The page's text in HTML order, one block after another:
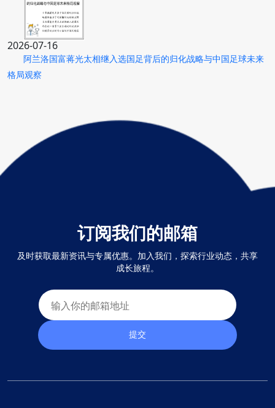
2026-07-16
阿兰洛国富蒋光太相继入选国足背后的归化战略与中国足球未来
格局观察
订阅我们的邮箱
及时获取最新资讯与专属优惠。加入我们，探索行业动态，共享
成长旅程。
提交